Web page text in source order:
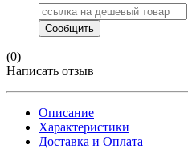
(0)
Написать отзыв
Описание
Характеристики
Доставка и Оплата